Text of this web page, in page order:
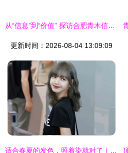
更新时间：2026-08-04 13:09:09